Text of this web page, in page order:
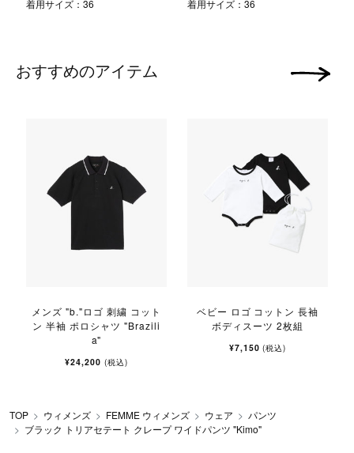
着用サイズ：36
着用サイズ：36
おすすめのアイテム
メンズ "b."ロゴ 刺繍 コット
ン 半袖 ポロシャツ "Brazili
a"
¥24,200 (税込)
ベビー ロゴ コットン 長袖
ボディスーツ 2枚組
¥7,150(税込)
次の画像
TOP ウィメンズ FEMME ウィメンズ ウェア
パンツ
ブラック トリアセテート クレープ ワイドパンツ "Kimo"